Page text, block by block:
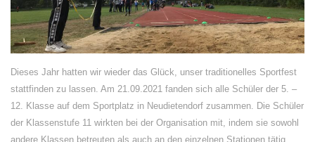
Dieses Jahr hatten wir wieder das Glück, unser traditionelles Sportfest
stattfinden zu lassen. Am 21.09.2021 fanden sich alle Schüler der 5. –
12. Klasse auf dem Sportplatz in Neudietendorf zusammen. Die Schüler
der Klassenstufe 11 wirkten bei der Organisation mit, indem sie sowohl
andere Klassen betreuten als auch an den einzelnen Stationen tätig